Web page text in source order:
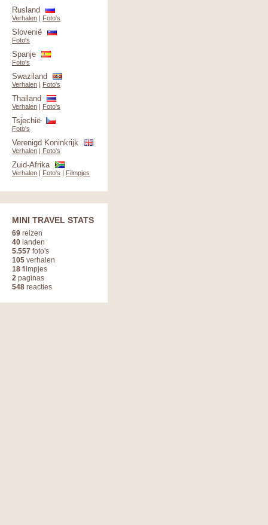
Rusland
Verhalen | Foto's
Slovenië
Foto's
Spanje
Foto's
Swaziland
Verhalen | Foto's
Thailand
Verhalen | Foto's
Tsjechië
Foto's
Verenigd Koninkrijk
Verhalen | Foto's
Zuid-Afrika
Verhalen | Foto's | Filmpjes
MINI TRAVEL STATS
69 reizen
40 landen
5.557 foto's
105 verhalen
18 filmpjes
2 paginas
548 reacties